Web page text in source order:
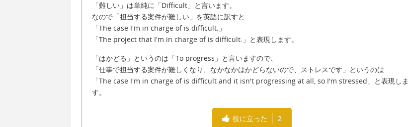
「難しい」は単純に「Difficult」と言います。
なので「担当する案件が難しい」を英語に訳すと
「The case I'm in charge of is difficult.」
「The project that I'm in charge of is difficult.」と表現します。
「はかどる」というのは「To progress」と言いますので、
「仕事で担当する案件が難しくなり、なかなかはかどらないので、ストレスです」というのは
「The case I'm in charge of is difficult and it isn't progressing at all, so I'm stressed」と表現しま
す。
役に立った 2